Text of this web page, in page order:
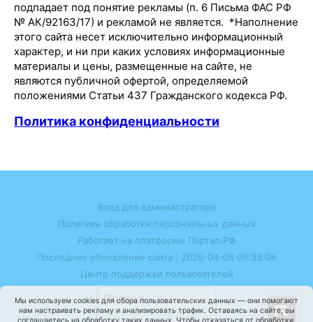
Мы используем cookies для сбора пользовательских данных — они помогают
нам настраивать рекламу и анализировать трафик. Оставаясь на сайте, вы
подпадает под понятие рекламы (п. 6 Письма ФАС РФ
№ АК/92163/17) и рекламой не является. *Наполнение
этого сайта несет исключительно информационный
характер, и ни при каких условиях информационные
материалы и цены, размещенные на сайте, не
являются публичной офертой, определяемой
положениями Статьи 437 Гражданского кодекса РФ.
Политика конфиденциальности
Вход для администратора
Политика обработки персональных данных
Работает на платформе Портал.РФ
Последние обновление сайта : 2026-04-06 06:33:08
Центр поддержки пользователей